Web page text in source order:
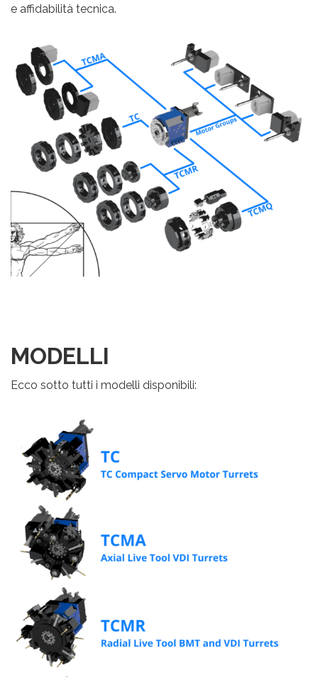
e affidabilità tecnica.
MODELLI
Ecco sotto tutti i modelli disponibili: